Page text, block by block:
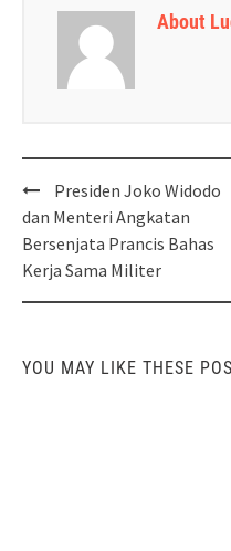
About
Post
navigation
Presiden Joko Widodo
dan Menteri Angkatan
Bersenjata Prancis Bahas
Kerja Sama Militer
YOU MAY LIKE THESE